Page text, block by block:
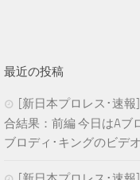
最近の投稿
[新日本プロレス･速
合結果：前編 今日はAブ
ブロディ･キングのビデ